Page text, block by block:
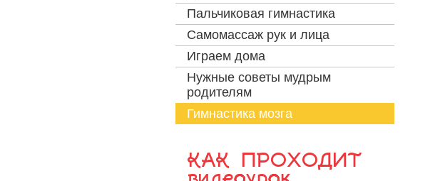
Пальчиковая гимнастика
Самомассаж рук и лица
Играем дома
Нужные советы мудрым
родителям
Гимнастика мозга
КАК ПРОХОДИТ